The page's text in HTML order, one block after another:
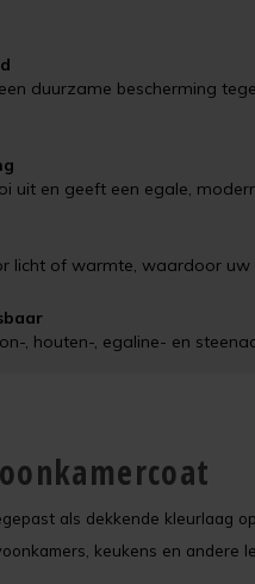
duurzame bescherming
uit en geeft een egale,
licht of warmte, waardoor
, houten-, egaline- en
als dekkende kleurlaag
keukens en andere